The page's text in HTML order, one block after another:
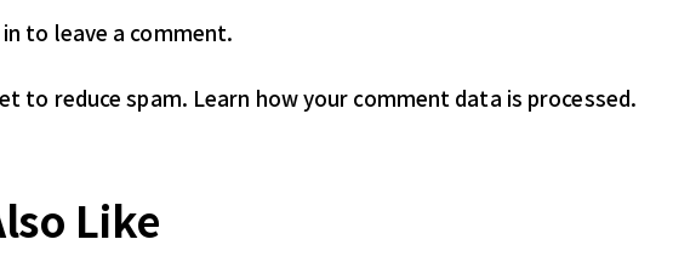
to leave a comment.
to reduce spam. Learn how your comment data is processed.
Like